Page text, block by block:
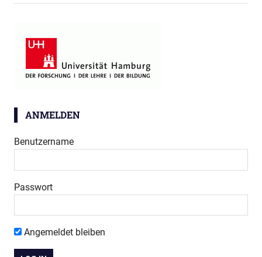
ANMELDEN
Benutzername
Passwort
Angemeldet bleiben